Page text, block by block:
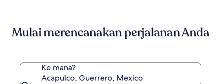
Harga
Standar.
Mulai merencanakan perjalanan Anda
Ke mana?
Acapulco, Guerrero, Mexico